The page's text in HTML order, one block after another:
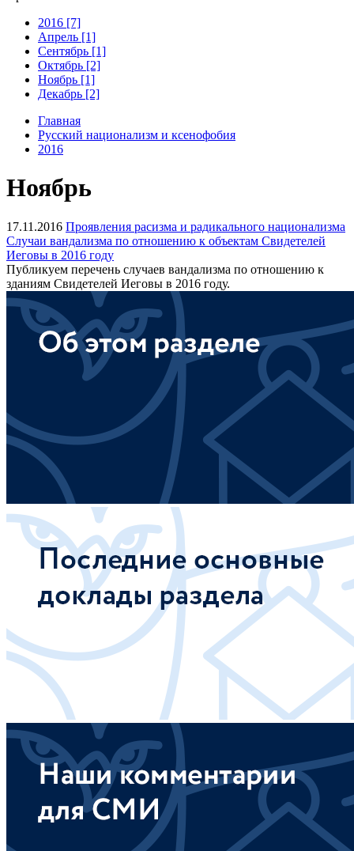
2016 [7]
Апрель [1]
Сентябрь [1]
Октябрь [2]
Ноябрь [1]
Декабрь [2]
Главная
Русский национализм и ксенофобия
2016
Ноябрь
17.11.2016 Проявления расизма и радикального национализма
Случаи вандализма по отношению к объектам Свидетелей
Иеговы в 2016 году
Публикуем перечень случаев вандализма по отношению к
зданиям Свидетелей Иеговы в 2016 году.